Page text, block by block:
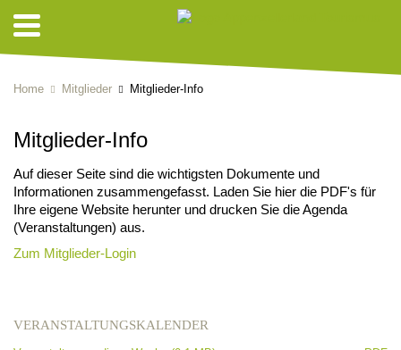
Home Mitglieder Mitglieder-Info
Mitglieder-Info
Auf dieser Seite sind die wichtigsten Dokumente und
Informationen zusammengefasst. Laden Sie hier die PDF's für
Ihre eigene Website herunter und drucken Sie die Agenda
(Veranstaltungen) aus.
Zum Mitglieder-Login
VERANSTALTUNGSKALENDER